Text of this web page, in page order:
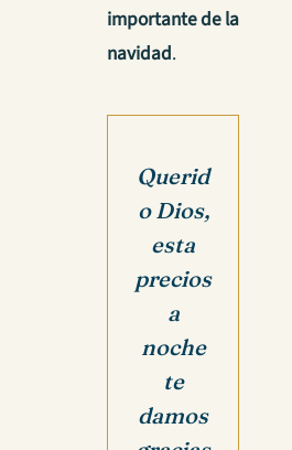
importante de la
navidad.
Querid
o Dios,
esta
precios
a
noche
te
damos